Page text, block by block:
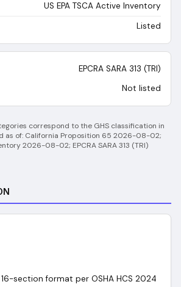
US EPA TSCA Active Inventory
Listed
EPCRA SARA 313 (TRI)
Not listed
correspond to the GHS classification in
as of: California Proposition 65 2026-08-02;
2026-08-02; EPCRA SARA 313 (TRI)
16-section format per OSHA HCS 2024